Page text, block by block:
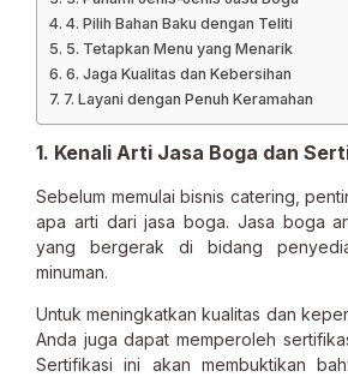
4. Pilih Bahan Baku dengan Teliti
5. Tetapkan Menu yang Menarik
6. Jaga Kualitas dan Kebersihan
7. Layani dengan Penuh Keramahan
1. Kenali Arti Jasa Boga dan
Sebelum memulai bisnis catering,
apa arti dari jasa boga. Jasa boga
yang bergerak di bidang
minuman.
Untuk meningkatkan kualitas dan
Anda juga dapat memperoleh
Sertifikasi ini akan membuktikan